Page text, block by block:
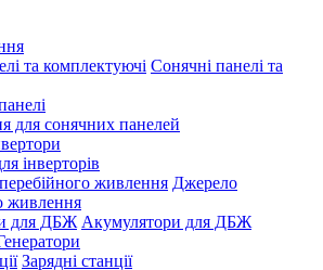
Сонячні панелі та
для сонячних панелей
інверторів
Джерело
живлення
Акумулятори для ДБЖ
Зарядні станції